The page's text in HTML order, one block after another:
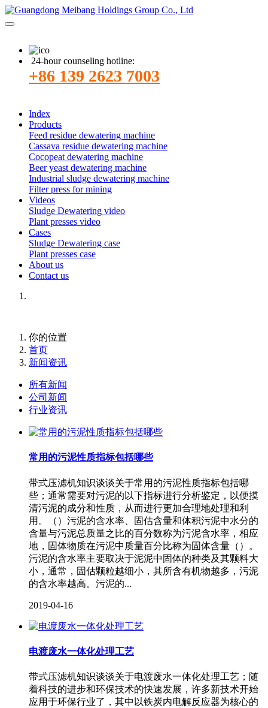
24-hour counseling hotline:
+86 139 2623 7003
Index
Products
Feed residue dewatering machine
Cassava residue dewatering machine
Cocopeat dewatering machine
Beer yeast dewatering machine
Industrial sludge dewatering machine
Filter press for mining
Videos
Sludge Dewatering video
Plant presses video
Cases
Sludge Dewatering case
Plant presses case
About us
Contact us
你的位置
首页
新闻资讯
所有新闻
公司新闻
行业资讯
常用的污泥性质指标包括哪些
带式压滤机知识谈谈关于常用的污泥性质指标包括哪
些；通常需要对污泥的以下指标进行分析鉴定，以便摸
清污泥的成分和性质，从而进行更加合理地处理和利
用。（）污泥的含水率、固估含量和体积污泥中水分的
含量与污泥总质量之比的百分数称为污泥含水率，相应
地，固体物质在污泥中质量百分比称为固体含量（）。
污泥的含水率主要取决于泥泥中固体的种类及其颗料大
小，通常，固估颗粒越细小，其所含有机物越多，污泥
的含水率越高。污泥的...
2019-04-16
电渡废水一体化处理工艺
带式压滤机知识谈谈关于电渡废水一体化处理工艺；随
着科技的进步和环保技术的快速发展，许多新技术开始
应用于环保行业了，其中以铁炭内电解反应器为核心的